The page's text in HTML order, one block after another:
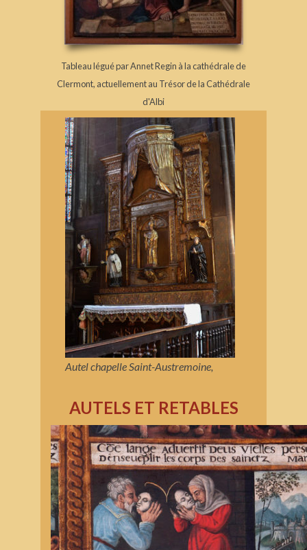
Tableau légué par Annet Regin à la cathédrale de
Clermont, actuellement au Trésor de la Cathédrale
d'Albi
Autel chapelle Saint-Austremoine,
AUTELS ET RETABLES